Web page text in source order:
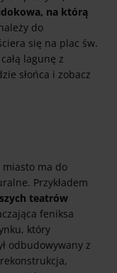
na którą
do
się na plac św.
lagunę z
słońca i zobacz
miasto ma do
Przykładem
teatrów
feniksa
który
odbudowywany z